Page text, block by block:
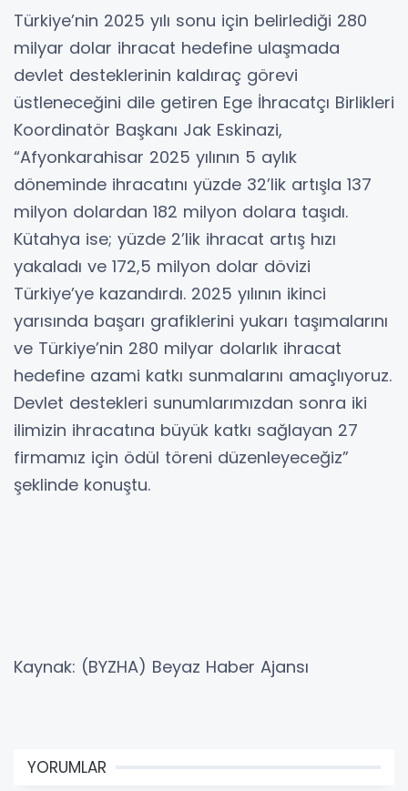
Türkiye’nin 2025 yılı sonu için belirlediği 280
milyar dolar ihracat hedefine ulaşmada
devlet desteklerinin kaldıraç görevi
üstleneceğini dile getiren Ege İhracatçı Birlikleri
Koordinatör Başkanı Jak Eskinazi,
“Afyonkarahisar 2025 yılının 5 aylık
döneminde ihracatını yüzde 32’lik artışla 137
milyon dolardan 182 milyon dolara taşıdı.
Kütahya ise; yüzde 2’lik ihracat artış hızı
yakaladı ve 172,5 milyon dolar dövizi
Türkiye’ye kazandırdı. 2025 yılının ikinci
yarısında başarı grafiklerini yukarı taşımalarını
ve Türkiye’nin 280 milyar dolarlık ihracat
hedefine azami katkı sunmalarını amaçlıyoruz.
Devlet destekleri sunumlarımızdan sonra iki
ilimizin ihracatına büyük katkı sağlayan 27
firmamız için ödül töreni düzenleyeceğiz”
şeklinde konuştu.
Kaynak: (BYZHA) Beyaz Haber Ajansı
YORUMLAR